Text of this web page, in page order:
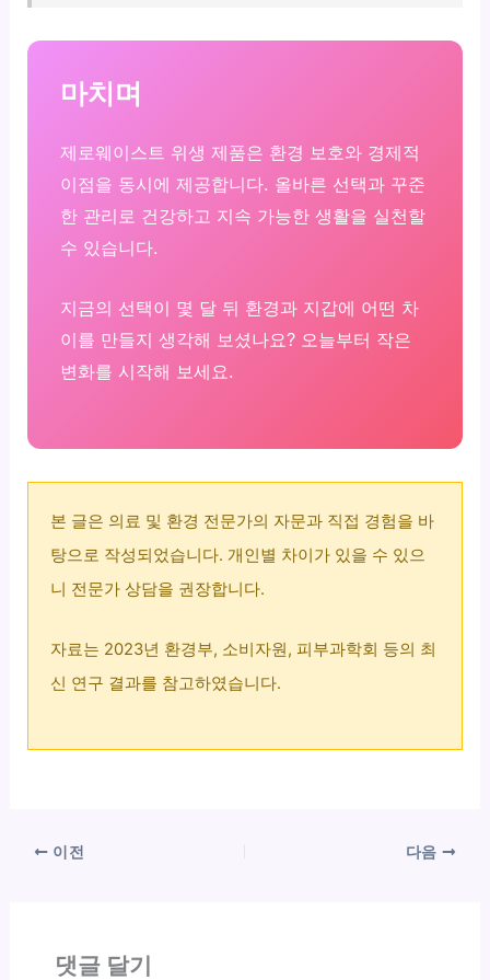
마치며
제로웨이스트 위생 제품은 환경 보호와 경제적
이점을 동시에 제공합니다. 올바른 선택과 꾸준
한 관리로 건강하고 지속 가능한 생활을 실천할
수 있습니다.
지금의 선택이 몇 달 뒤 환경과 지갑에 어떤 차
이를 만들지 생각해 보셨나요? 오늘부터 작은
변화를 시작해 보세요.
본 글은 의료 및 환경 전문가의 자문과 직접 경험을 바
탕으로 작성되었습니다. 개인별 차이가 있을 수 있으
니 전문가 상담을 권장합니다.
자료는 2023년 환경부, 소비자원, 피부과학회 등의 최
신 연구 결과를 참고하였습니다.
이전 다음
댓글 달기